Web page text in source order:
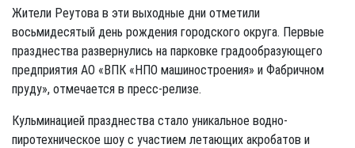
Жители Реутова в эти выходные дни отметили
восьмидесятый день рождения городского округа. Первые
празднества развернулись на парковке градообразующего
предприятия АО «ВПК «НПО машиностроения» и Фабричном
пруду», отмечается в пресс-релизе.
Кульминацией празднества стало уникальное водно-
пиротехническое шоу с участием летающих акробатов и